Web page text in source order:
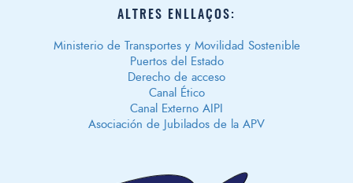
ALTRES ENLLAÇOS:
Ministerio de Transportes y Movilidad Sostenible
Puertos del Estado
Derecho de acceso
Canal Ético
Canal Externo AIPI
Asociación de Jubilados de la APV